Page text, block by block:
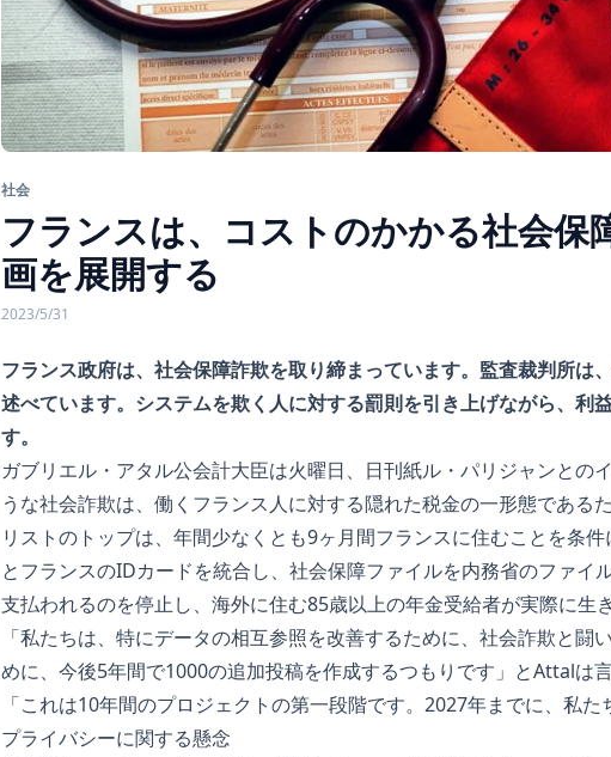
社会
フランスは、コストのかかる社会保
画を展開する
2023/5/31
フランス政府は、社会保障詐欺を取り締まっています。監査裁判所は
述べています。システムを欺く人に対する罰則を引き上げながら、利
す。
ガブリエル・アタル公会計大臣は火曜日、日刊紙ル・パリジャンとの
うな社会詐欺は、働くフランス人に対する隠れた税金の一形態である
リストのトップは、年間少なくとも9ヶ月間フランスに住むことを条
とフランスのIDカードを統合し、社会保障ファイルを内務省のファイ
支払われるのを停止し、海外に住む85歳以上の年金受給者が実際に生
「私たちは、特にデータの相互参照を改善するために、社会詐欺と闘
めに、今後5年間で1000の追加投稿を作成するつもりです」とAttalは言
「これは10年間のプロジェクトの第一段階です。2027年までに、私た
プライバシーに関する懸念